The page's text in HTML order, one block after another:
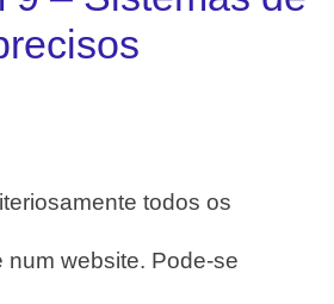
todos os
num website. Pode-se